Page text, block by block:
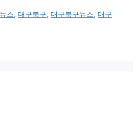
스,대구북구,대구북구뉴스,대구